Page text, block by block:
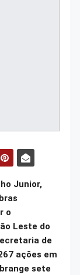
Junior,
o
Leste do
de
ações em
sete